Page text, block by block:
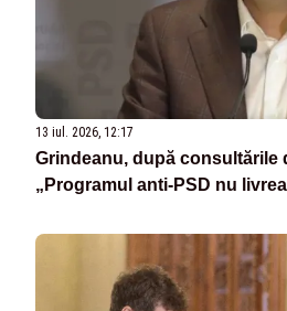
13 iul. 2026, 12:17
Grindeanu, după consultările
„Programul anti-PSD nu